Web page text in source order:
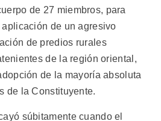
de 27 miembros, para
de un agresivo
de predios rurales
de la región oriental,
de la mayoría absoluta
de la Constituyente.
súbitamente cuando el